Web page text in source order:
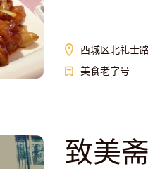
西城区北礼士
美食老字号
致美